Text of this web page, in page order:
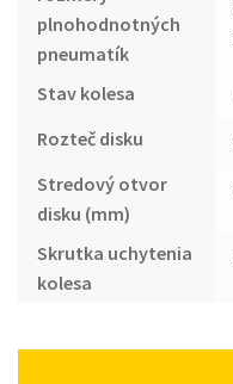
plnohodnotných
pneumatík
Stav kolesa
Rozteč disku
Stredový otvor
disku (mm)
Skrutka uchytenia
kolesa